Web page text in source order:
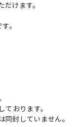
けます。
。
ております。
同封していません。